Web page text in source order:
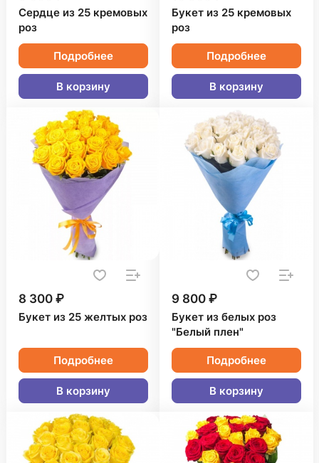
Сердце из 25 кремовых
роз
Подробнее
В корзину
Букет из 25 кремовых
роз
Подробнее
В корзину
8 300 ₽
Букет из 25 желтых роз
Подробнее
В корзину
9 800 ₽
Букет из белых роз
"Белый плен"
Подробнее
В корзину